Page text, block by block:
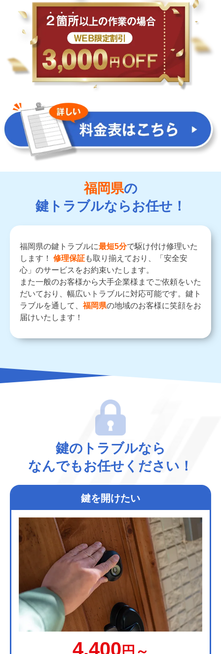
福岡県の
鍵トラブルならお任せ！
福岡県の鍵トラブルに最短5分で駆け付け修理いた
します！ 修理保証も取り揃えており、「安全安
心」のサービスをお約束いたします。
また一般のお客様から大手企業様までご依頼をいた
だいており、幅広いトラブルに対応可能です。鍵ト
ラブルを通して、福岡県の地域のお客様に笑顔をお
届けいたします！
鍵のトラブルなら
なんでもお任せください！
鍵を開けたい
4,400